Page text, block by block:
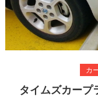
カ
タイムズカープ